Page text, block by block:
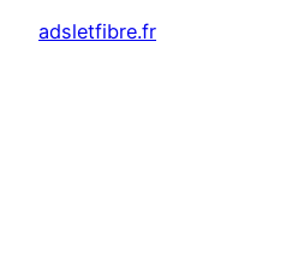
adsletfibre.fr